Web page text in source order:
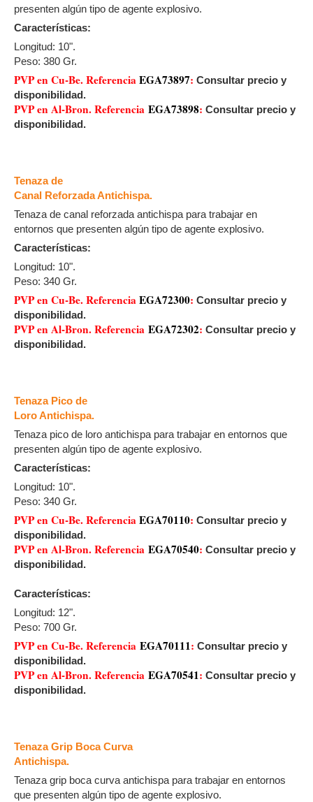
presenten algún tipo de agente explosivo.
Características:
Longitud: 10".
Peso: 380 Gr.
PVP en Cu-Be. ReferenciaEGA73897: Consultar precio y
disponibilidad.
PVP en Al-Bron. Referencia EGA73898: Consultar precio y
disponibilidad.
Tenaza de
Canal Reforzada Antichispa.
Tenaza de canal reforzada antichispa para trabajar en
entornos que presenten algún tipo de agente explosivo.
Características:
Longitud: 10".
Peso: 340 Gr.
PVP en Cu-Be. ReferenciaEGA72300: Consultar precio y
disponibilidad.
PVP en Al-Bron. Referencia EGA72302: Consultar precio y
disponibilidad.
Tenaza Pico de
Loro Antichispa.
Tenaza pico de loro antichispa para trabajar en entornos que
presenten algún tipo de agente explosivo.
Características:
Longitud: 10".
Peso: 340 Gr.
PVP en Cu-Be. ReferenciaEGA70110: Consultar precio y
disponibilidad.
PVP en Al-Bron. Referencia EGA70540: Consultar precio y
disponibilidad.
Características:
Longitud: 12".
Peso: 700 Gr.
PVP en Cu-Be. Referencia EGA70111: Consultar precio y
disponibilidad.
PVP en Al-Bron. Referencia EGA70541: Consultar precio y
disponibilidad.
Tenaza Grip Boca Curva
Antichispa.
Tenaza grip boca curva antichispa para trabajar en entornos
que presenten algún tipo de agente explosivo.